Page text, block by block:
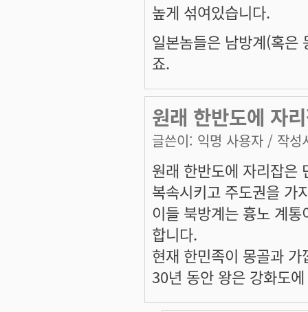
높게 섞여있습니다.
일본놈들은 남방계(혹은
죠.
원래 한반도에 자
글쓴이: 익명 사용자 / 작성
원래 한반도에 자리잡은
복속시키고 주도권을 가
이들 북방계는 흉노 계
합니다.
현재 한민족이 몽골과
30년 동안 왕은 강화도